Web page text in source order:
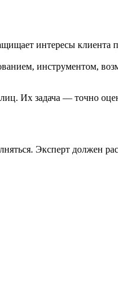
интересы клиента
инструментом,
Их задача — точно
Эксперт должен